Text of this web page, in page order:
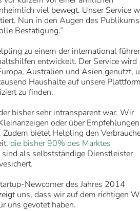
viel bewegt. Unser Service
Nun in den Augen des
Bestätigung.”
zu einem der international
entwickelt. Der Service wird
Australien und Asien genutzt,
Haushalte auf unsere
zu finden.
bisher sehr intransparent war. Wir
oder über
bietet Helpling den
die bisher 90% des Marktes
als selbstständige Dienstleister
Newcomer des Jahres 2014
uns, dass wir auf dem richtigen
uns gevotet haben.